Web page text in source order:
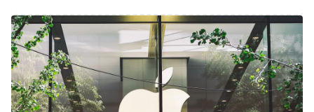
Красниковой разбирался, как будет работать новый
закон.